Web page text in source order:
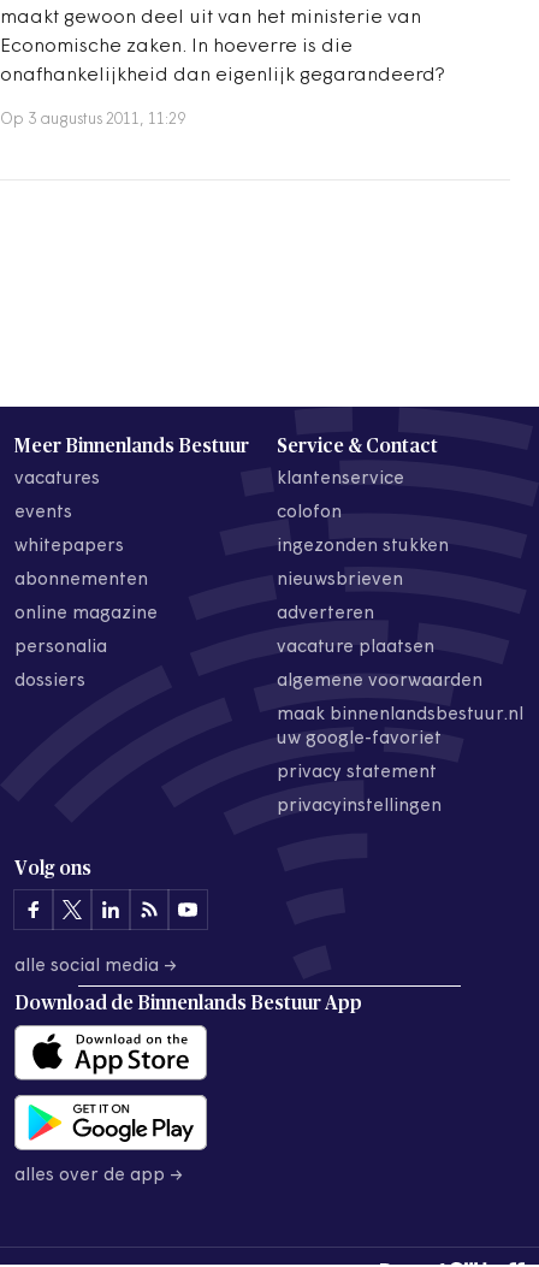
maakt gewoon deel uit van het ministerie van
Economische zaken. In hoeverre is die
onafhankelijkheid dan eigenlijk gegarandeerd?
Op 3 augustus 2011, 11:29
Meer Binnenlands Bestuur
vacatures
events
whitepapers
abonnementen
online magazine
personalia
dossiers
Service & Contact
klantenservice
colofon
ingezonden stukken
nieuwsbrieven
adverteren
vacature plaatsen
algemene voorwaarden
maak binnenlandsbestuur.nl
uw google-favoriet
privacy statement
privacyinstellingen
Volg ons
alle social media →
Download de Binnenlands Bestuur App
alles over de app →